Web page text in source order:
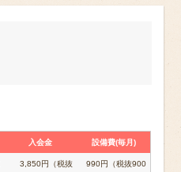
入会金 設備費(毎月)
3,850円（税抜
990円（税抜900